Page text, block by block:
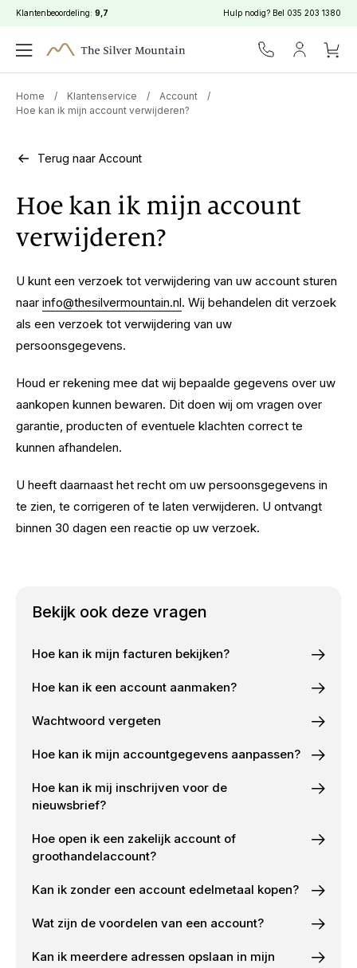
Klantenbeoordeling: 9,7 Hulp nodig? Bel 035 203 1380
Home / Klantenservice / Account
/
Hoe kan ik mijn account verwijderen?
Terug naar Account
Hoe kan ik mijn account
verwijderen?
U kunt een verzoek tot verwijdering van uw account sturen
naar info@thesilvermountain.nl. Wij behandelen dit verzoek
als een verzoek tot verwijdering van uw
persoonsgegevens.
Houd er rekening mee dat wij bepaalde gegevens over uw
aankopen kunnen bewaren. Dit doen wij om vragen over
garantie, producten of eventuele klachten correct te
kunnen afhandelen.
U heeft daarnaast het recht om uw persoonsgegevens in
te zien, te corrigeren of te laten verwijderen. U ontvangt
binnen 30 dagen een reactie op uw verzoek.
Bekijk ook deze vragen
Hoe kan ik mijn facturen bekijken?
Hoe kan ik een account aanmaken?
Wachtwoord vergeten
Hoe kan ik mijn accountgegevens aanpassen?
Hoe kan ik mij inschrijven voor de
nieuwsbrief?
Hoe open ik een zakelijk account of
groothandelaccount?
Kan ik zonder een account edelmetaal kopen?
Wat zijn de voordelen van een account?
Kan ik meerdere adressen opslaan in mijn